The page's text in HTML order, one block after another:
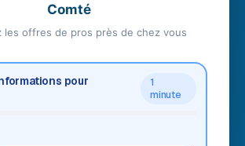
Comté
les offres de pros près de chez vous